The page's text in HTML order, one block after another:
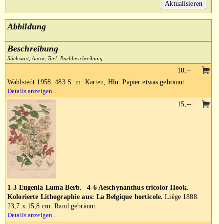
Abbildung
Beschreibung
Stichwort, Autor, Titel, Buchbeschreibung
Wahlstedt 1958. 483 S. m. Karten, Hln. Papier etwas gebräunt.
Details anzeigen…
10,--
1-3 Eugenia Luma Berb.– 4-6 Aeschynanthus tricolor Hook.
Kolorierte Lithographie aus: La Belgique horticole. Liège 1888.
23,7 x 15,8 cm. Rand gebräunt.
Details anzeigen…
15,--